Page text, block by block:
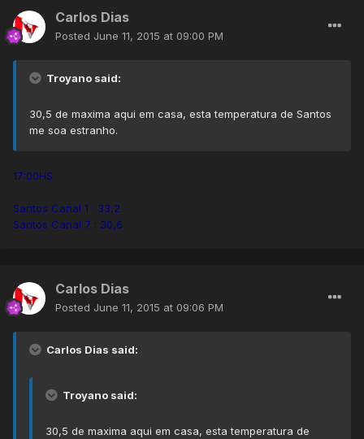
Carlos Dias
Posted June 11, 2015 at 09:00 PM
Troyano said:
30,5 de maxima aqui em casa, esta temperatura de Santos
me soa estranho.
17:00HS
Santos Canal 1 : 33,2
Santos Canal 7 : 30,6
Carlos Dias
Posted June 11, 2015 at 09:06 PM
Carlos Dias said:
Troyano said:
30,5 de maxima aqui em casa, esta temperatura de